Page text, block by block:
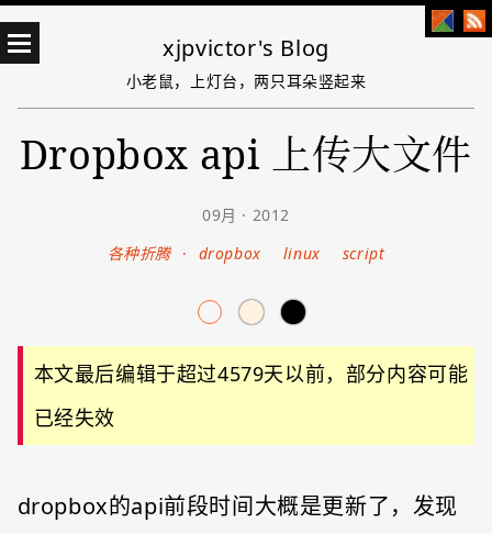
xjpvictor's Blog
小老鼠，上灯台，两只耳朵竖起来
Dropbox api 上传大文件
09月 · 2012
各种折腾 · dropbox linux script
本文最后编辑于超过4579天以前，部分内容可能
已经失效
dropbox的api前段时间大概是更新了，发现